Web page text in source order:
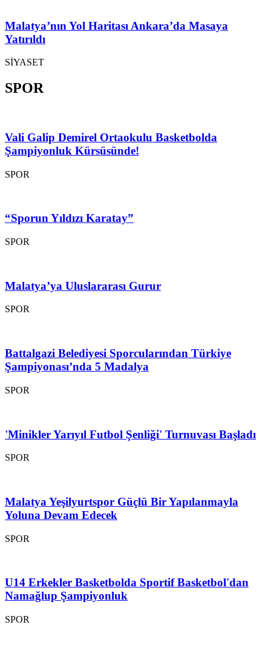
Malatya’nın Yol Haritası Ankara’da Masaya
Yatırıldı
SİYASET
SPOR
Vali Galip Demirel Ortaokulu Basketbolda
Şampiyonluk Kürsüsünde!
SPOR
“Sporun Yıldızı Karatay”
SPOR
Malatya’ya Uluslararası Gurur
SPOR
Battalgazi Belediyesi Sporcularından Türkiye
Şampiyonası’nda 5 Madalya
SPOR
'Minikler Yarıyıl Futbol Şenliği' Turnuvası Başladı
SPOR
Malatya Yeşilyurtspor Güçlü Bir Yapılanmayla
Yoluna Devam Edecek
SPOR
U14 Erkekler Basketbolda Sportif Basketbol'dan
Namağlup Şampiyonluk
SPOR